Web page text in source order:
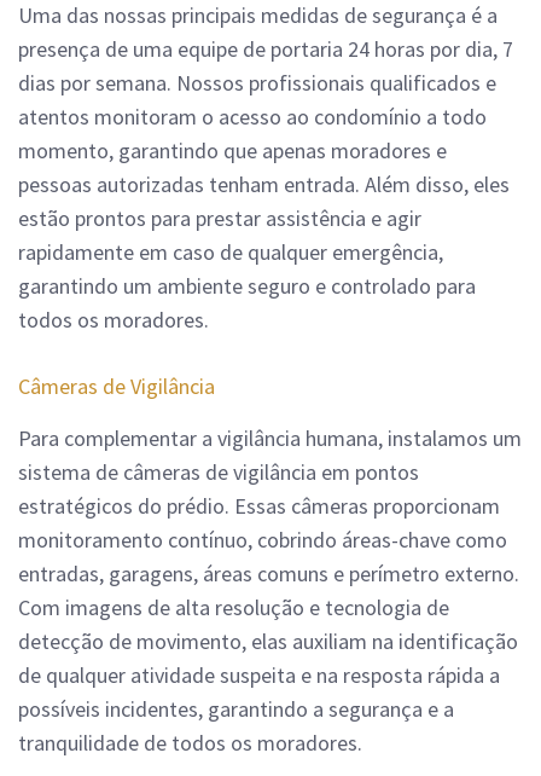
Uma das nossas principais medidas de segurança é a
presença de uma equipe de portaria 24 horas por dia, 7
dias por semana. Nossos profissionais qualificados e
atentos monitoram o acesso ao condomínio a todo
momento, garantindo que apenas moradores e
pessoas autorizadas tenham entrada. Além disso, eles
estão prontos para prestar assistência e agir
rapidamente em caso de qualquer emergência,
garantindo um ambiente seguro e controlado para
todos os moradores.
Câmeras de Vigilância
Para complementar a vigilância humana, instalamos um
sistema de câmeras de vigilância em pontos
estratégicos do prédio. Essas câmeras proporcionam
monitoramento contínuo, cobrindo áreas-chave como
entradas, garagens, áreas comuns e perímetro externo.
Com imagens de alta resolução e tecnologia de
detecção de movimento, elas auxiliam na identificação
de qualquer atividade suspeita e na resposta rápida a
possíveis incidentes, garantindo a segurança e a
tranquilidade de todos os moradores.